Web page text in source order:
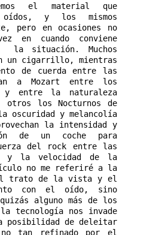
el material que
oídos, y los mismos
pero en ocasiones no
en cuando conviene
la situación. Muchos
un cigarrillo, mientras
de cuerda entre las
a Mozart entre los
y entre la naturaleza
otros los Nocturnos de
oscuridad y melancolía
la intensidad y
de un coche para
del rock entre las
y la velocidad de la
no me referiré a la
trato de la vista y el
con el oído, sino
alguno más de los
tecnología nos invade
posibilidad de deleitar
no tan refinado por el